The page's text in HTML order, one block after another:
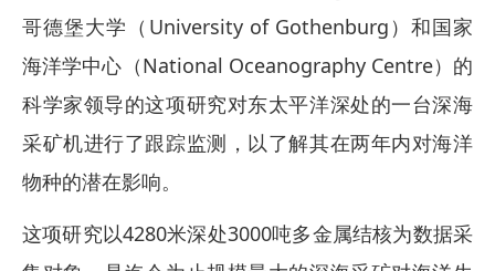
哥德堡大学（University of Gothenburg）和国家
海洋学中心（National Oceanography Centre）的
科学家领导的这项研究对东太平洋深处的一台深海
采矿机进行了跟踪监测，以了解其在两年内对海洋
物种的潜在影响。
这项研究以4280米深处3000吨多金属结核为数据采